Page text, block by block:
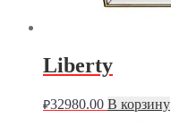
Liberty
₽32980.00 В корзину